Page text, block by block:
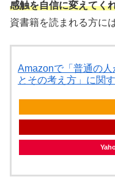
感触を自信に変えてく
資書籍を読まれる方に
Amazonで「普通の
とその考え方」に関